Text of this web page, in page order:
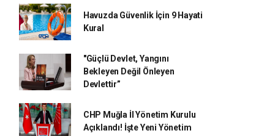
Havuzda Güvenlik İçin 9 Hayati
Kural
"Güçlü Devlet, Yangını
Bekleyen Değil Önleyen
Devlettir”
CHP Muğla İl Yönetim Kurulu
Açıklandı! İşte Yeni Yönetim